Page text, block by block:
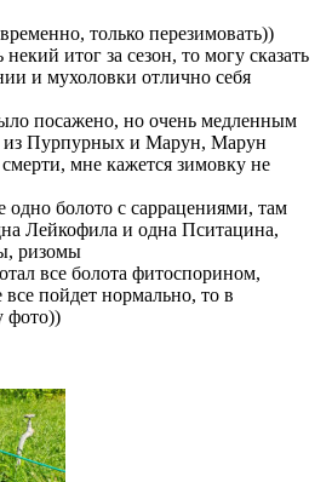
только перезимовать))
итог за сезон, то могу сказать
и мухоловки отлично себя
посажено, но очень медленным
из Пурпурных и Марун, Марун
мне кажется зимовку не
одно болото с саррацениями, там
Лейкофила и одна Пситацина,
ризомы
все болота фитоспорином,
пойдет нормально, то в
фото))